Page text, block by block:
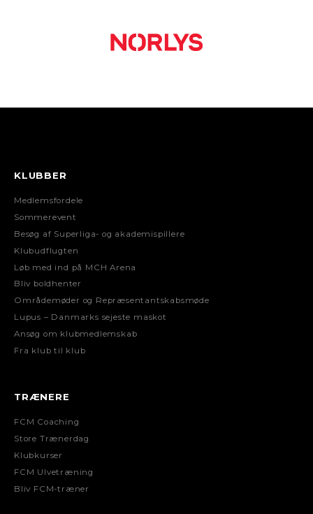
KLUBBER
Medlemsfordele
Sommerevent
Besøg af Superliga- og akademispillere
Klubudflugten
Løb med ind på MCH Arena
Bliv boldhenter
Områdemøder og Repræsentantskabsmøde
Lupus – Danmarks sejeste maskot
Ansøg om klubmedlemskab
Fra klub til klub
TRÆNERE
FCM Coaching
Store Trænerdag
Klubkurser
FCM Ulvetræning
Bliv FCM-træner